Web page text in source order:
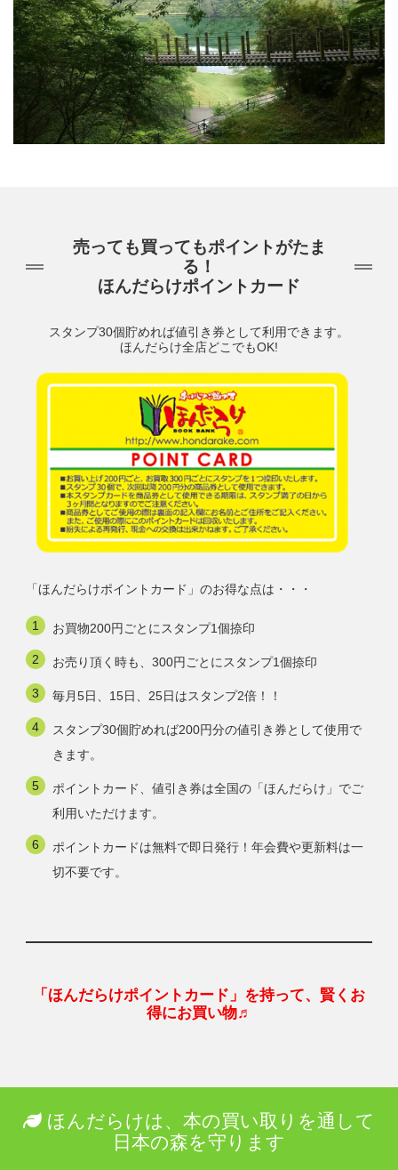
売っても買ってもポイントがたま
る！
ほんだらけポイントカード
スタンプ30個貯めれば値引き券として利用できます。
ほんだらけ全店どこでもOK!
「ほんだらけポイントカード」のお得な点は・・・
お買物200円ごとにスタンプ1個捺印
お売り頂く時も、300円ごとにスタンプ1個捺印
毎月5日、15日、25日はスタンプ2倍！！
スタンプ30個貯めれば200円分の値引き券として使用で
きます。
ポイントカード、値引き券は全国の「ほんだらけ」でご
利用いただけます。
ポイントカードは無料で即日発行！年会費や更新料は一
切不要です。
「ほんだらけポイントカード」を持って、賢くお
得にお買い物♬
ほんだらけは、本の買い取りを通して
日本の森を守ります